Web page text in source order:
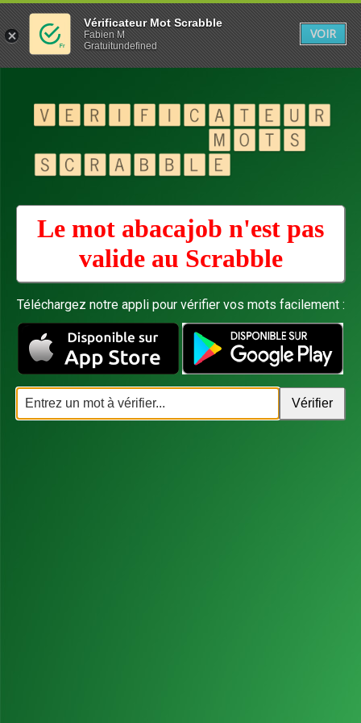
Le mot abacajob n'est pas
valide au Scrabble
Téléchargez notre appli pour vérifier vos mots facilement :
Vérificateur Mot Scrabble
Fabien M
Gratuitundefined
VOIR